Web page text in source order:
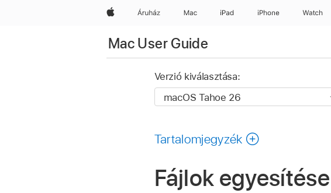
AppleÁruház Mac iPad iPhone Watch
Mac User Guide
Verzió kiválasztása:
Tartalomjegyzék
Fájlok